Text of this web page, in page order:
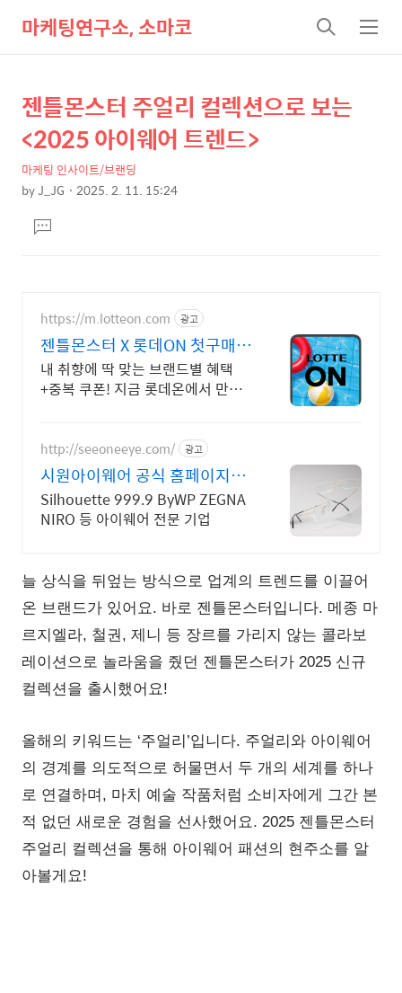
마케팅연구소, 소마코
검
색
메
뉴
상
세
컨
텐
본
문
제
목
젠틀몬스터 주얼리 컬렉션으로 보는
<2025 아이웨어 트렌드>
마케팅 인사이트/브랜딩
byJ_JG 2025. 2. 11. 15:24
문댓
글
https://m.lotteon.com 광고
젠틀몬스터 X 롯데ON 첫구매
최대 5천원 혜택!
내 취향에 딱 맞는 브랜드별 혜택
+중복 쿠폰! 지금 롯데온에서 만나
http://seeoneeye.com/ 광고
시원아이웨어 공식 홈페이지
Specialized
Silhouette 999.9 ByWP ZEGNA
NIRO 등 아이웨어 전문 기업
늘 상식을 뒤엎는 방식으로 업계의 트렌드를 이끌어
온 브랜드가 있어요. 바로 젠틀몬스터입니다. 메종 마
르지엘라, 철권, 제니 등 장르를 가리지 않는 콜라보
레이션으로 놀라움을 줬던 젠틀몬스터가 2025 신규
컬렉션을 출시했어요!
올해의 키워드는 ‘주얼리’입니다. 주얼리와 아이웨어
의 경계를 의도적으로 허물면서 두 개의 세계를 하나
로 연결하며, 마치 예술 작품처럼 소비자에게 그간 본
적 없던 새로운 경험을 선사했어요. 2025 젠틀몬스터
주얼리 컬렉션을 통해 아이웨어 패션의 현주소를 알
아볼게요!